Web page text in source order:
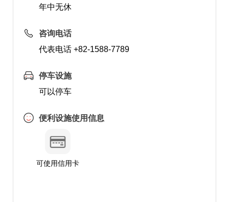
年中无休
咨询电话
代表电话 +82-1588-7789
停车设施
可以停车
便利设施使用信息
可使用信用卡